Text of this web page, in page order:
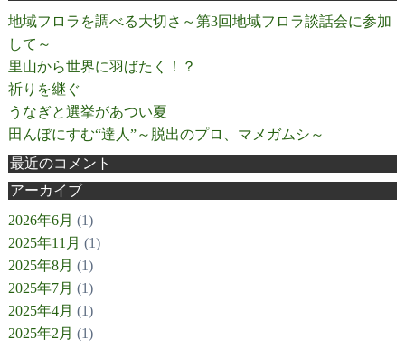
地域フロラを調べる大切さ～第3回地域フロラ談話会に参加
して～
里山から世界に羽ばたく！？
祈りを継ぐ
うなぎと選挙があつい夏
田んぼにすむ“達人”～脱出のプロ、マメガムシ～
最近のコメント
アーカイブ
2026年6月 (1)
2025年11月 (1)
2025年8月 (1)
2025年7月 (1)
2025年4月 (1)
2025年2月 (1)